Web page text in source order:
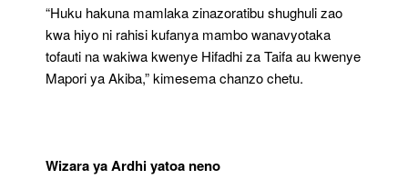
“Huku hakuna mamlaka zinazoratibu shughuli zao
kwa hiyo ni rahisi kufanya mambo wanavyotaka
tofauti na wakiwa kwenye Hifadhi za Taifa au kwenye
Mapori ya Akiba,” kimesema chanzo chetu.
Wizara ya Ardhi yatoa neno